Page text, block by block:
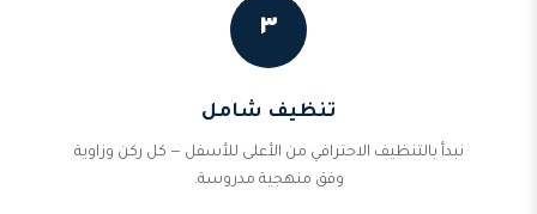
٣
تنظيف شامل
نبدأ بالتنظيف الاحترافي من الأعلى للأسفل — كل ركن وزاوية
وفق منهجية مدروسة.